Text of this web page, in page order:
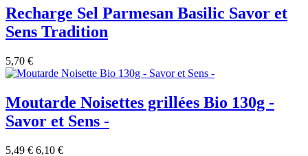
Recharge Sel Parmesan Basilic Savor et
Sens Tradition
5,70 €
Moutarde Noisettes grillées Bio 130g -
Savor et Sens -
5,49 € 6,10 €